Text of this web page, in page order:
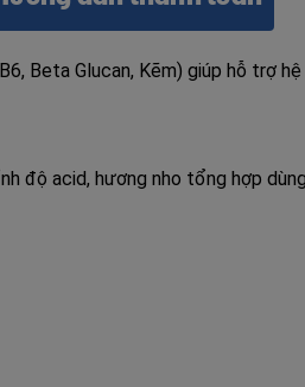
Beta Glucan, Kẽm) giúp hỗ trợ
độ acid, hương nho tổng hợp